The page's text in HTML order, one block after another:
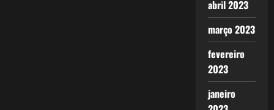
abril 2023
março 2023
fevereiro
2023
janeiro